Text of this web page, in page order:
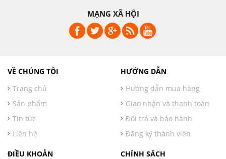
MẠNG XÃ HỘI
VỀ CHÚNG TÔI
Trang chủ
Sản phẩm
Tin tức
Liên hệ
HƯỚNG DẪN
Hướng dẫn mua hàng
Giao nhận và thanh toán
Đổi trả và bảo hành
Đăng ký thành viên
ĐIỀU KHOẢN
CHÍNH SÁCH